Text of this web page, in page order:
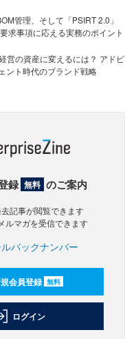
管理、そして「PSIRT 2.0」
事項に応える実務のポイント
営の資産に変えるには？ アドビ
ント時代のブランド戦略
録 無料 のご案内
去記事が閲覧できます
ルマガを受信できます
バックナンバー
会員登録 無料
ログイン